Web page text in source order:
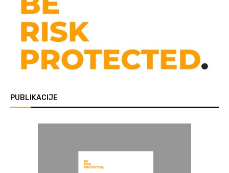
PUBLIKACIJE